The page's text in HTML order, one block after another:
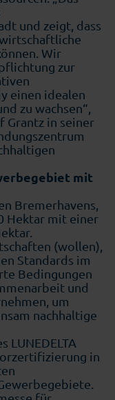
und zeigt, dass
Wir
zur
einen idealen
zu wachsen“,
in seiner
mit
Bremerhavens,
Hektar mit einer
(wollen),
Standards im
Bedingungen
und
um
nachhaltige
LUNEDELTA
in